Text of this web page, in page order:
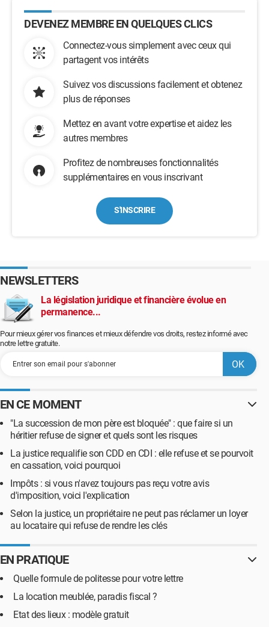
DEVENEZ MEMBRE EN QUELQUES CLICS
Connectez-vous simplement avec ceux qui
partagent vos intérêts
Suivez vos discussions facilement et obtenez
plus de réponses
Mettez en avant votre expertise et aidez les
autres membres
Profitez de nombreuses fonctionnalités
supplémentaires en vous inscrivant
S'INSCRIRE
NEWSLETTERS
La législation juridique et financière évolue en
permanence...
Pour mieux gérer vos finances et mieux défendre vos droits, restez informé avec
notre lettre gratuite.
EN CE MOMENT
"La succession de mon père est bloquée" : que faire si un
héritier refuse de signer et quels sont les risques
La justice requalifie son CDD en CDI : elle refuse et se pourvoit
en cassation, voici pourquoi
Impôts : si vous n'avez toujours pas reçu votre avis
d'imposition, voici l'explication
Selon la justice, un propriétaire ne peut pas réclamer un loyer
au locataire qui refuse de rendre les clés
EN PRATIQUE
Quelle formule de politesse pour votre lettre
La location meublée, paradis fiscal ?
Etat des lieux : modèle gratuit